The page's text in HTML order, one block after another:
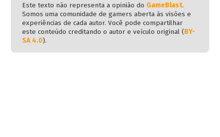
Este texto não representa a opinião do GameBlast.
Somos uma comunidade de gamers aberta às visões e
experiências de cada autor. Você pode compartilhar
este conteúdo creditando o autor e veículo original (BY-
SA 4.0).